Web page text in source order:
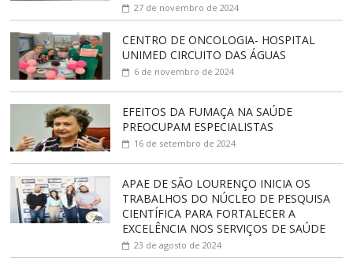
27 de novembro de 2024
CENTRO DE ONCOLOGIA- HOSPITAL
UNIMED CIRCUITO DAS ÁGUAS
6 de novembro de 2024
EFEITOS DA FUMAÇA NA SAÚDE
PREOCUPAM ESPECIALISTAS
16 de setembro de 2024
APAE DE SÃO LOURENÇO INICIA OS
TRABALHOS DO NÚCLEO DE PESQUISA
CIENTÍFICA PARA FORTALECER A
EXCELÊNCIA NOS SERVIÇOS DE SAÚDE
23 de agosto de 2024